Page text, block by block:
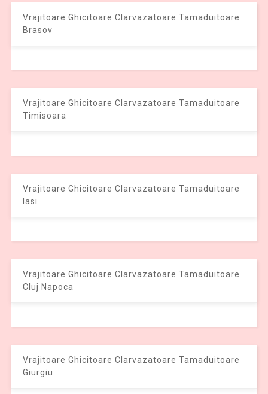
Vrajitoare Ghicitoare Clarvazatoare Tamaduitoare
Brasov
Vrajitoare Ghicitoare Clarvazatoare Tamaduitoare
Timisoara
Vrajitoare Ghicitoare Clarvazatoare Tamaduitoare
Iasi
Vrajitoare Ghicitoare Clarvazatoare Tamaduitoare
Cluj Napoca
Vrajitoare Ghicitoare Clarvazatoare Tamaduitoare
Giurgiu